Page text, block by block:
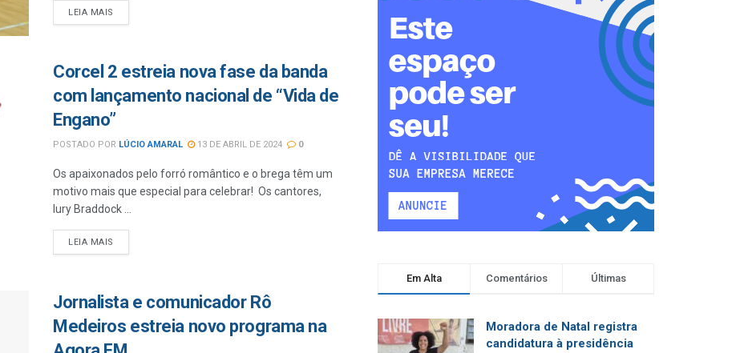
LEIA MAIS
Corcel 2 estreia nova fase da banda
com lançamento nacional de “Vida de
Engano”
POSTADO POR LÚCIO AMARAL 13 DE ABRIL DE 2024 0
Os apaixonados pelo forró romântico e o brega têm um
motivo mais que especial para celebrar! Os cantores,
Iury Braddock ...
LEIA MAIS
Jornalista e comunicador Rô
Medeiros estreia novo programa na
Em Alta Comentários Últimas
Moradora de Natal registra
candidatura à presidência